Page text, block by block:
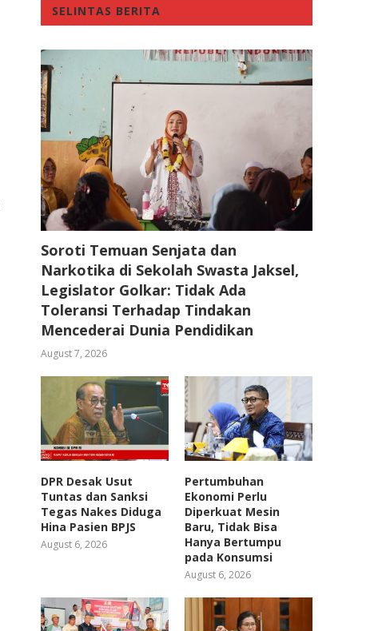
SELINTAS BERITA
Soroti Temuan Senjata dan
Narkotika di Sekolah Swasta Jaksel,
Legislator Golkar: Tidak Ada
Toleransi Terhadap Tindakan
Mencederai Dunia Pendidikan
August 7, 2026
DPR Desak Usut
Tuntas dan Sanksi
Tegas Nakes Diduga
Hina Pasien BPJS
August 6, 2026
Pertumbuhan
Ekonomi Perlu
Diperkuat Mesin
Baru, Tidak Bisa
Hanya Bertumpu
pada Konsumsi
August 6, 2026